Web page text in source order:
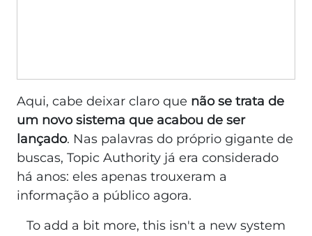
Aqui, cabe deixar claro que não se trata de
um novo sistema que acabou de ser
lançado. Nas palavras do próprio gigante de
buscas, Topic Authority já era considerado
há anos: eles apenas trouxeram a
informação a público agora.
To add a bit more, this isn't a new system